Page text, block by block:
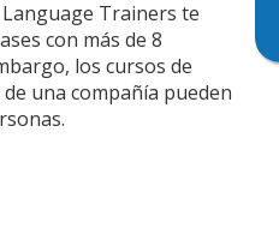
Trainers te
con más de 8
los cursos de
una compañía pueden